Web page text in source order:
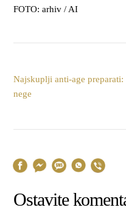
FOTO: arhiv / AI
Najskuplji anti-age
nege
Ostavite